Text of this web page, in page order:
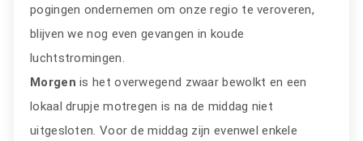
pogingen ondernemen om onze regio te veroveren,
blijven we nog even gevangen in koude
luchtstromingen.
Morgenis het overwegend zwaar bewolkt en een
lokaal drupje motregen is na de middag niet
uitgesloten. Voor de middag zijn evenwel enkele